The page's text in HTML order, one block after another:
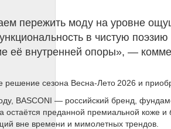
пережить моду на уровне
в чистую
её внутренней опоры», —
решение сезона Весна‑Лето 2026 и
BASCONI — российский бренд,
остаётся преданной премиальной коже и
вне времени и мимолетных трендов.